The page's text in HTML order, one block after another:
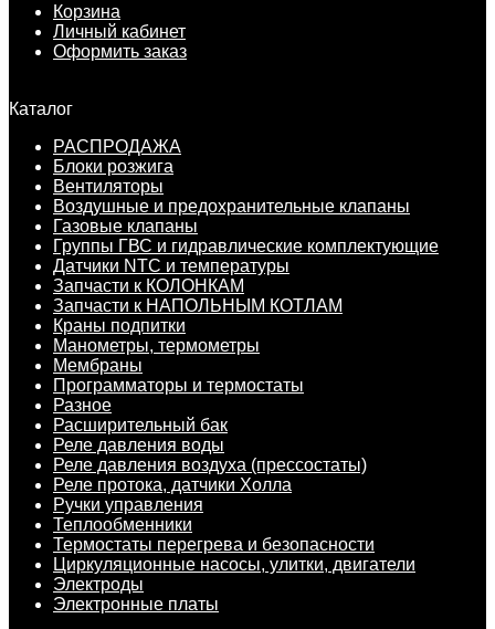
Корзина
Личный кабинет
Оформить заказ
Каталог
РАСПРОДАЖА
Блоки розжига
Вентиляторы
Воздушные и предохранительные клапаны
Газовые клапаны
Группы ГВС и гидравлические комплектующие
Датчики NTC и температуры
Запчасти к КОЛОНКАМ
Запчасти к НАПОЛЬНЫМ КОТЛАМ
Краны подпитки
Манометры, термометры
Мембраны
Программаторы и термостаты
Разное
Расширительный бак
Реле давления воды
Реле давления воздуха (прессостаты)
Реле протока, датчики Холла
Ручки управления
Теплообменники
Термостаты перегрева и безопасности
Циркуляционные насосы, улитки, двигатели
Электроды
Электронные платы